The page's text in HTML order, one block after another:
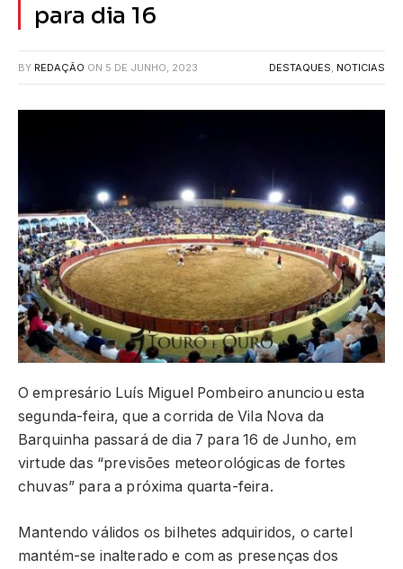
para dia 16
BY REDAÇÃO ON 5 DE JUNHO, 2023 DESTAQUES, NOTICIAS
O empresário Luís Miguel Pombeiro anunciou esta
segunda-feira, que a corrida de Vila Nova da
Barquinha passará de dia 7 para 16 de Junho, em
virtude das “previsões meteorológicas de fortes
chuvas” para a próxima quarta-feira.
Mantendo válidos os bilhetes adquiridos, o cartel
mantém-se inalterado e com as presenças dos